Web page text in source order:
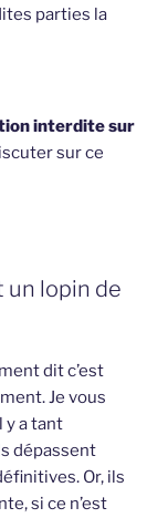
parties la
interdite sur
sur ce
lopin de
dit c’est
Je vous
y a tant
dépassent
Or, ils
si ce n’est